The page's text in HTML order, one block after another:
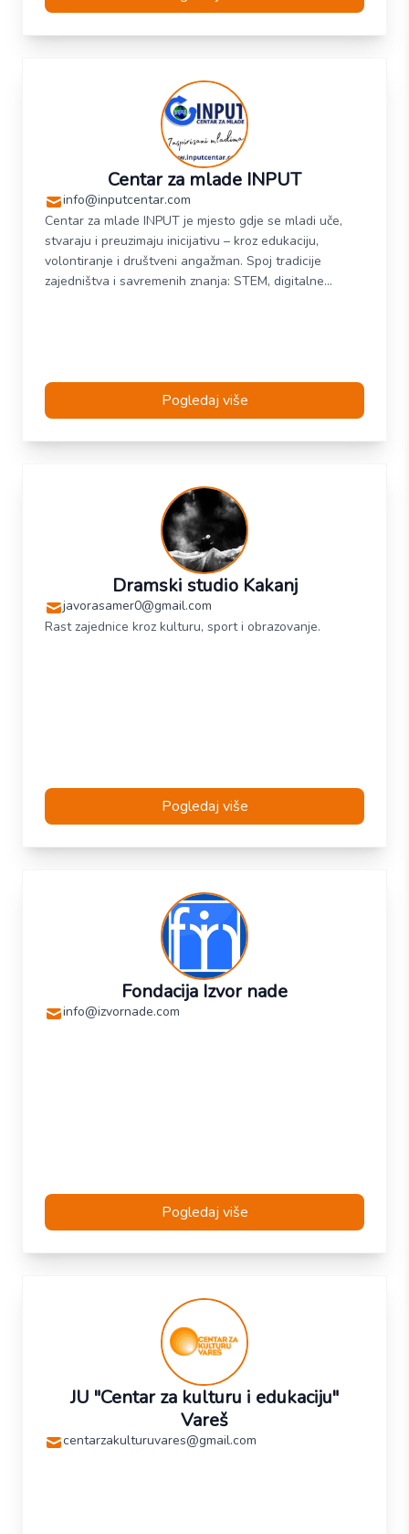
Centar za mlade INPUT
info@inputcentar.com
Centar za mlade INPUT je mjesto gdje se mladi uče,
stvaraju i preuzimaju inicijativu – kroz edukaciju,
volontiranje i društveni angažman. Spoj tradicije
zajedništva i savremenih znanja: STEM, digitalne
Pogledaj više
Dramski studio Kakanj
javorasamer0@gmail.com
Rast zajednice kroz kulturu, sport i obrazovanje.
Pogledaj više
Fondacija Izvor nade
info@izvornade.com
Pogledaj više
JU "Centar za kulturu i edukaciju"
Vareš
centarzakulturuvares@gmail.com